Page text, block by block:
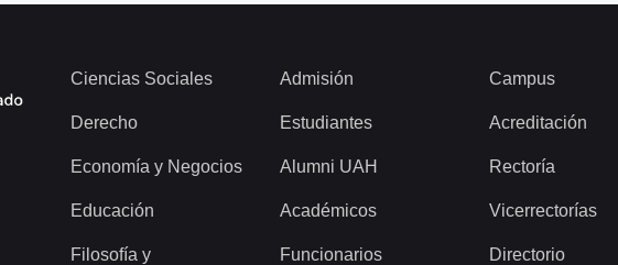
Ciencias Sociales
Derecho
Economía y Negocios
Educación
Filosofía y
Admisión
Estudiantes
Alumni UAH
Académicos
Funcionarios
Campus
Acreditación
Rectoría
Vicerrectorías
Directorio